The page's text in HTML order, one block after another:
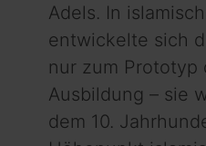
Adels. In
entwickelte sich
nur zum Prototyp
Ausbildung – sie
dem 10.